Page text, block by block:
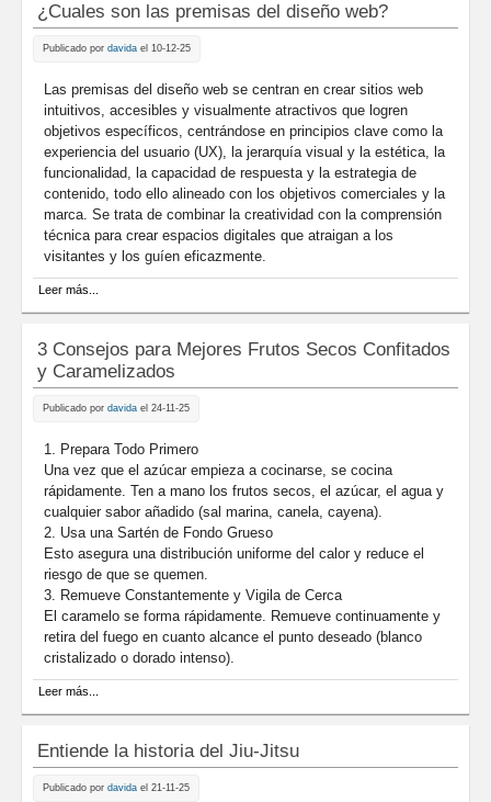
¿Cuales son las premisas del diseño web?
Publicado por davida el 10-12-25
Las premisas del diseño web se centran en crear sitios web
intuitivos, accesibles y visualmente atractivos que logren
objetivos específicos, centrándose en principios clave como la
experiencia del usuario (UX), la jerarquía visual y la estética, la
funcionalidad, la capacidad de respuesta y la estrategia de
contenido, todo ello alineado con los objetivos comerciales y la
marca. Se trata de combinar la creatividad con la comprensión
técnica para crear espacios digitales que atraigan a los
visitantes y los guíen eficazmente.
Leer más...
3 Consejos para Mejores Frutos Secos Confitados
y Caramelizados
Publicado por davida el 24-11-25
1. Prepara Todo Primero
Una vez que el azúcar empieza a cocinarse, se cocina
rápidamente. Ten a mano los frutos secos, el azúcar, el agua y
cualquier sabor añadido (sal marina, canela, cayena).
2. Usa una Sartén de Fondo Grueso
Esto asegura una distribución uniforme del calor y reduce el
riesgo de que se quemen.
3. Remueve Constantemente y Vigila de Cerca
El caramelo se forma rápidamente. Remueve continuamente y
retira del fuego en cuanto alcance el punto deseado (blanco
cristalizado o dorado intenso).
Leer más...
Caramelizados
Entiende la historia del Jiu-Jitsu
Publicado por davida el 21-11-25